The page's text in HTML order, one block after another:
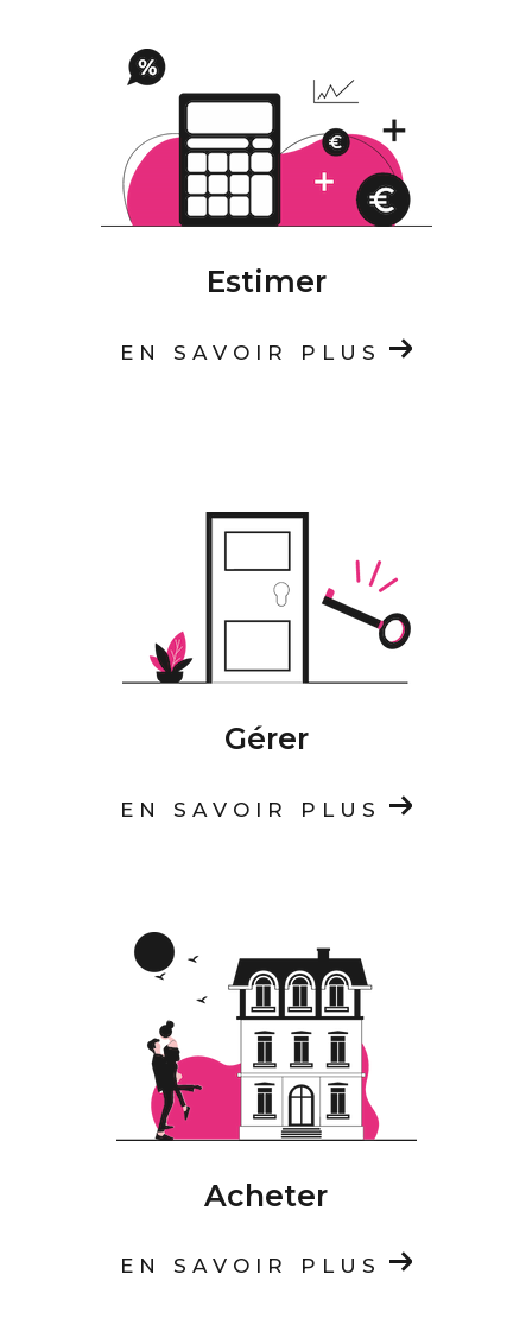
Estimer
EN SAVOIR PLUS
Gérer
EN SAVOIR PLUS
Acheter
EN SAVOIR PLUS